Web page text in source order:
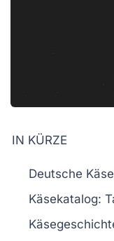
IN KÜRZE
Deutsche
Käsekatalog: